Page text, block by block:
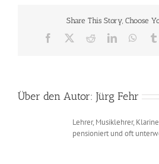
Share This Story, Choose
Facebook RedditLinkedIn
Über den Autor: Jürg Fehr
Lehrer, Musiklehrer,
pensioniert und oft